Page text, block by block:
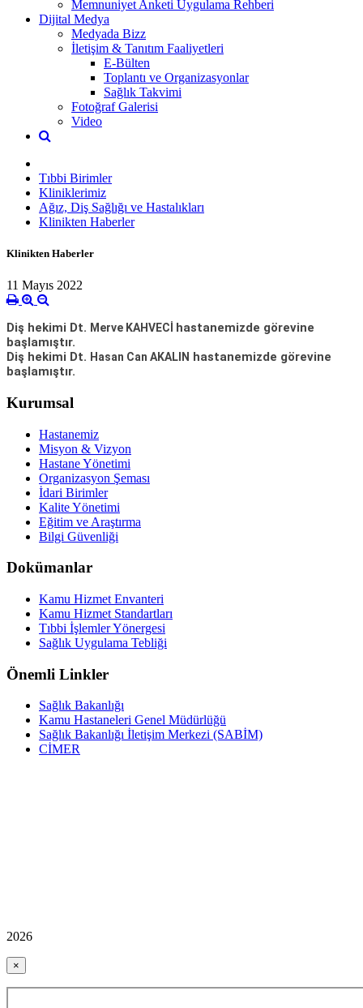
Memnuniyet Anketi Uygulama Rehberi
Dijital Medya
Medyada Bizz
İletişim & Tanıtım Faaliyetleri
E-Bülten
Toplantı ve Organizasyonlar
Sağlık Takvimi
Fotoğraf Galerisi
Video
Tıbbi Birimler
Kliniklerimiz
Ağız, Diş Sağlığı ve Hastalıkları
Klinikten Haberler
Klinikten Haberler
11 Mayıs 2022
Diş hekimi Dt. Merve KAHVECİ hastanemizde görevine
başlamıştır.
Diş hekimi Dt. Hasan Can AKALIN hastanemizde görevine
başlamıştır.
Kurumsal
Hastanemiz
Misyon & Vizyon
Hastane Yönetimi
Organizasyon Şeması
İdari Birimler
Kalite Yönetimi
Eğitim ve Araştırma
Bilgi Güvenliği
Dokümanlar
Kamu Hizmet Envanteri
Kamu Hizmet Standartları
Tıbbi İşlemler Yönergesi
Sağlık Uygulama Tebliği
Önemli Linkler
Sağlık Bakanlığı
Kamu Hastaneleri Genel Müdürlüğü
Sağlık Bakanlığı İletişim Merkezi (SABİM)
CİMER
2026
×